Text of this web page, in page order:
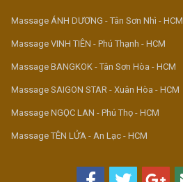
Massage ÁNH DƯƠNG - Tân Sơn Nhì - HCM
Massage VINH TIÊN - Phú Thạnh - HCM
Massage BANGKOK - Tân Sơn Hòa - HCM
Massage SAIGON STAR - Xuân Hòa - HCM
Massage NGỌC LAN - Phú Thọ - HCM
Massage TÊN LỬA - An Lạc - HCM